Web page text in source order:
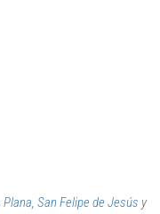
Plana, San Felipe de Jesús y